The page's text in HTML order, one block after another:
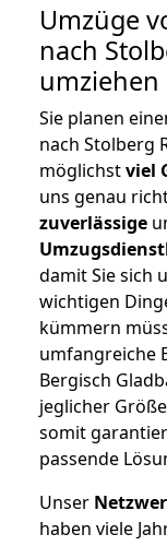
Umzüge
nach
umziehen
Sie planen
nach Stolberg
möglichstviel
uns genau
zuverlässige
damit Sie sich
wichtigen
kümmern
umfangreiche
Bergisch
jeglicher
somit
passende
Unser
haben viele